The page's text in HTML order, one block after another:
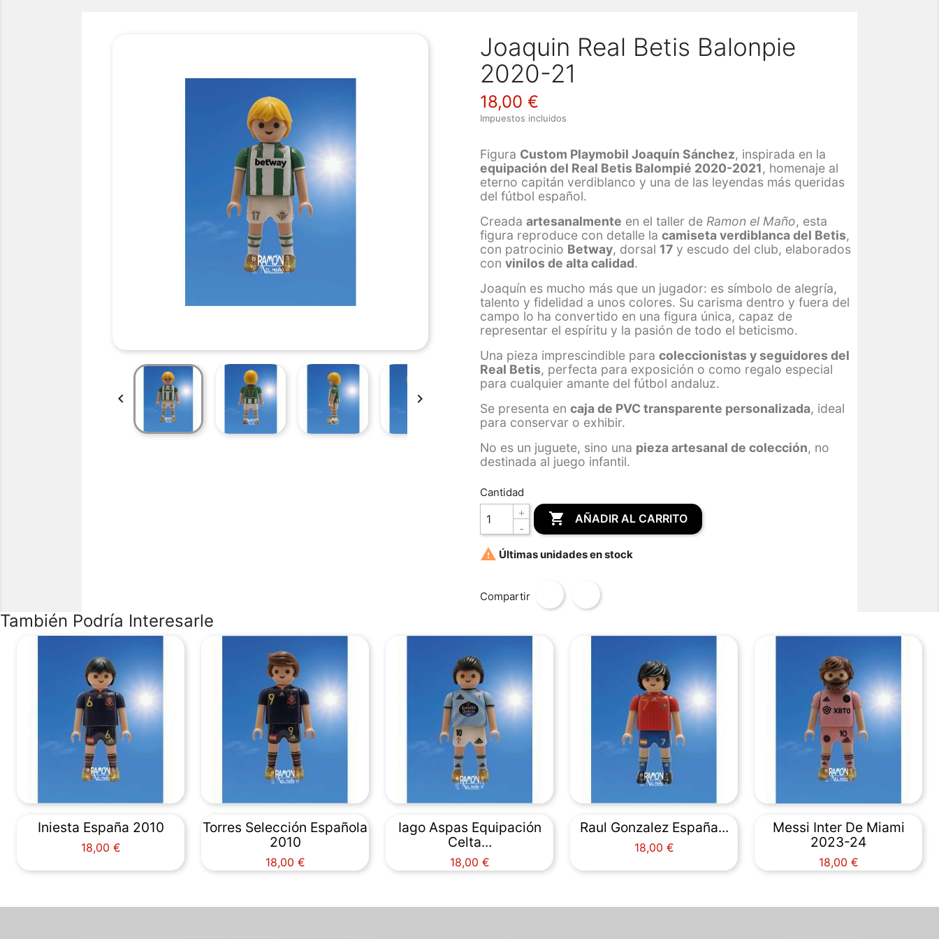
 
Joaquin Real Betis Balonpie
2020-21
18,00 €
Impuestos incluidos
Figura Custom Playmobil Joaquín Sánchez, inspirada en la
equipación del Real Betis Balompié 2020-2021, homenaje al
eterno capitán verdiblanco y una de las leyendas más queridas
del fútbol español.
Creada artesanalmente en el taller de Ramon el Maño, esta
figura reproduce con detalle la camiseta verdiblanca del Betis,
con patrocinio Betway, dorsal 17 y escudo del club, elaborados
con vinilos de alta calidad.
Joaquín es mucho más que un jugador: es símbolo de alegría,
talento y fidelidad a unos colores. Su carisma dentro y fuera del
campo lo ha convertido en una figura única, capaz de
representar el espíritu y la pasión de todo el beticismo.
Una pieza imprescindible para coleccionistas y seguidores del
Real Betis, perfecta para exposición o como regalo especial
para cualquier amante del fútbol andaluz.
Se presenta en caja de PVC transparente personalizada, ideal
para conservar o exhibir.
No es un juguete, sino una pieza artesanal de colección, no
destinada al juego infantil.
Cantidad
 AÑADIR AL CARRITO
 Últimas unidades en stock
Compartir
También Podría Interesarle
Iniesta España 2010
Precio
18,00 €
Torres Selección Española
2010
Precio
18,00 €
Iago Aspas Equipación
Celta...
Precio
18,00 €
Raul Gonzalez España...
Precio
18,00 €
Messi Inter De Miami
2023-24
Precio
18,00 €